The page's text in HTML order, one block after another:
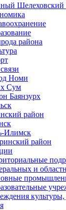
Шелеховский
района
Номи
Сум
Баянзурх
район
Илимск
район
и
культуры,